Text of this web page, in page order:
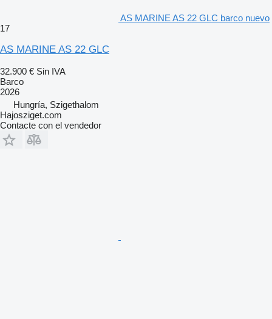
AS MARINE AS 22 GLC barco nuevo
17
AS MARINE AS 22 GLC
32.900 € Sin IVA
Barco
2026
Hungría, Szigethalom
Hajosziget.com
Contacte con el vendedor